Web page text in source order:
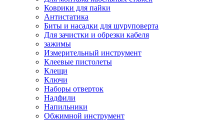
Коврики для пайки
Антистатика
Биты и насадки для шуруповерта
Для зачистки и обрезки кабеля
зажимы
Измерительный инструмент
Клеевые пистолеты
Клещи
Ключи
Наборы отверток
Надфили
Напильники
Обжимной инструмент